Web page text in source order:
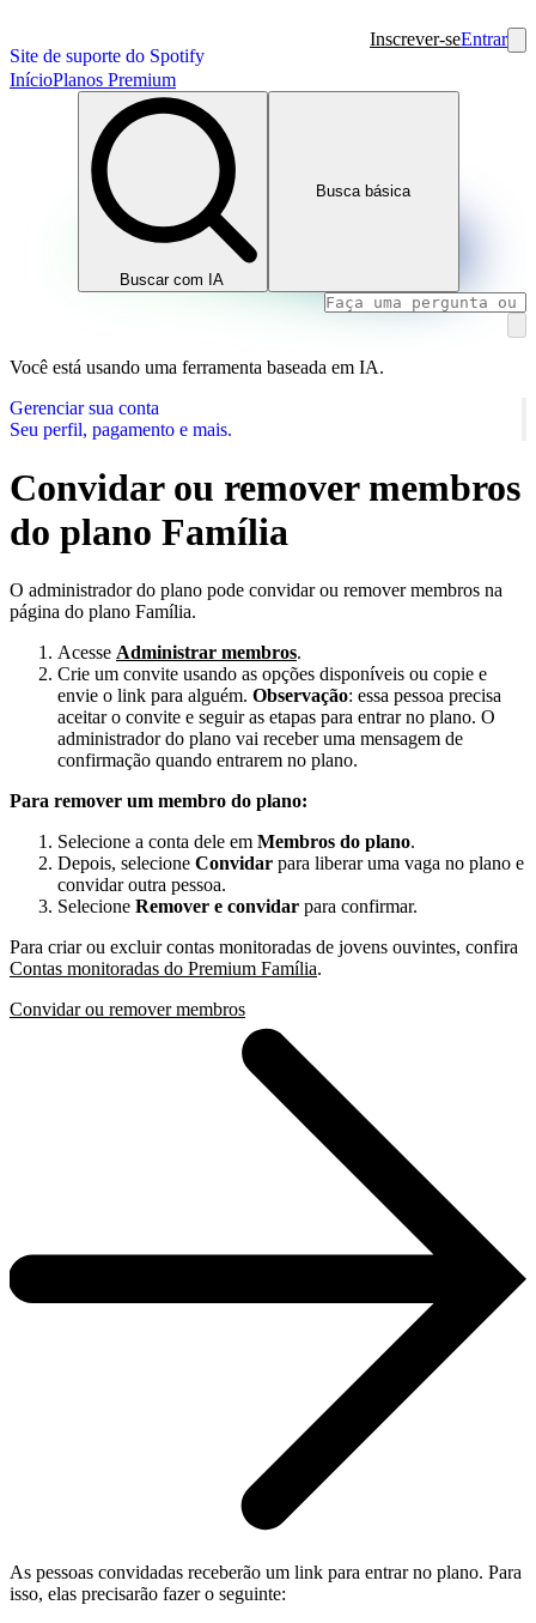
Site de suporte do Spotify
Inscrever-seEntrar
InícioPlanos Premium
Buscar com IA
Busca básica
Você está usando uma ferramenta baseada em IA.
Gerenciar sua conta
Seu perfil, pagamento e mais.
Convidar ou remover membros
do plano Família
O administrador do plano pode convidar ou remover membros na
página do plano Família.
Acesse Administrar membros.
Crie um convite usando as opções disponíveis ou copie e
envie o link para alguém. Observação: essa pessoa precisa
aceitar o convite e seguir as etapas para entrar no plano. O
administrador do plano vai receber uma mensagem de
confirmação quando entrarem no plano.
Para remover um membro do plano:
Selecione a conta dele em Membros do plano.
Depois, selecione Convidar para liberar uma vaga no plano e
convidar outra pessoa.
Selecione Remover e convidar para confirmar.
Para criar ou excluir contas monitoradas de jovens ouvintes, confira
Contas monitoradas do Premium Família.
Convidar ou remover membros
As pessoas convidadas receberão um link para entrar no plano. Para
isso, elas precisarão fazer o seguinte: